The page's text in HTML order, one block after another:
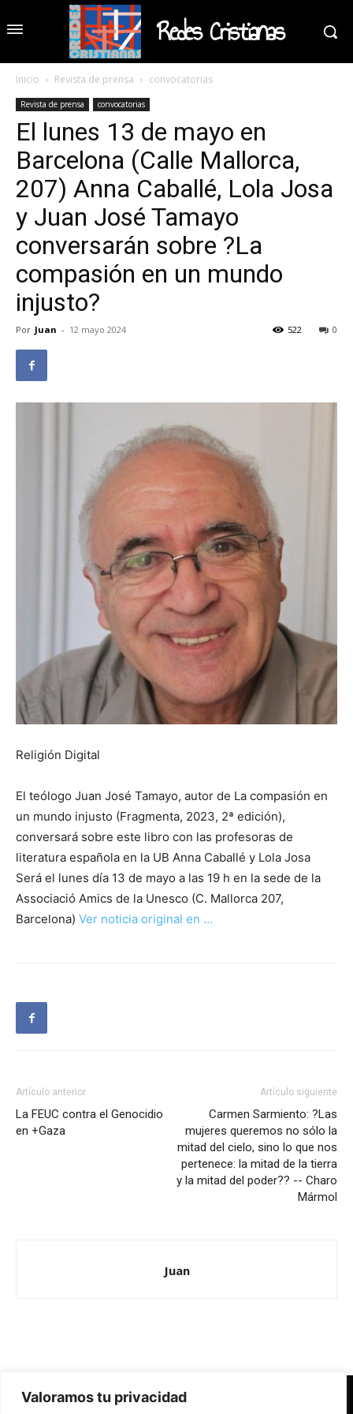
Valoramos tu privacidad
Redes Cristianas
Inicio Revista de prensa convocatorias
Revista de prensa convocatorias
El lunes 13 de mayo en
Barcelona (Calle Mallorca,
207) Anna Caballé, Lola Josa
y Juan José Tamayo
conversarán sobre ?La
compasión en un mundo
injusto?
Por Juan - 12 mayo 2024 0
522
Religión Digital
El teólogo Juan José Tamayo, autor de La compasión en
un mundo injusto (Fragmenta, 2023, 2ª edición),
conversará sobre este libro con las profesoras de
literatura española en la UB Anna Caballé y Lola Josa
Será el lunes día 13 de mayo a las 19 h en la sede de la
Associació Amics de la Unesco (C. Mallorca 207,
Barcelona) Ver noticia original en …
Artículo anterior
La FEUC contra el Genocidio
en +Gaza
Artículo siguiente
Carmen Sarmiento: ?Las
mujeres queremos no sólo la
mitad del cielo, sino lo que nos
pertenece: la mitad de la tierra
y la mitad del poder?? -- Charo
Mármol
Juan
Redes Cristianas